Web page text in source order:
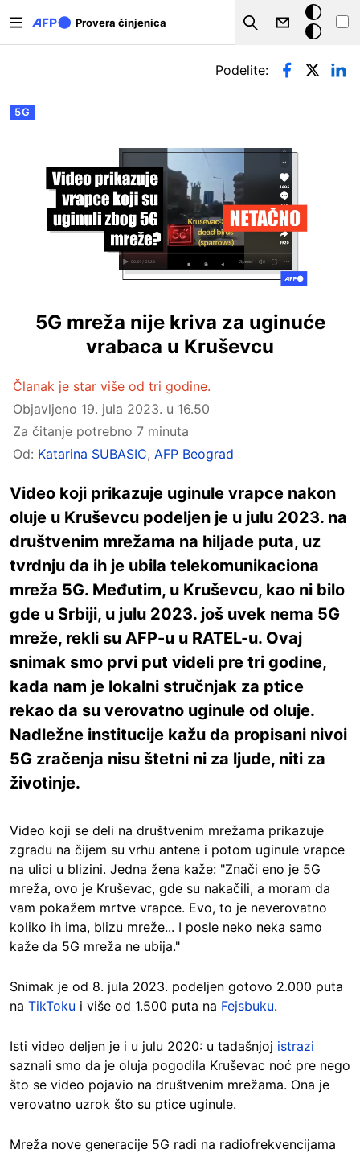
Provera činjenica
Search
Tamna
pozadina
Примарни табови
5G
Podelite:
5G mreža nije kriva za uginuće
vrabaca u Kruševcu
Članak je star više od tri godine.
Objavljeno 19. jula 2023. u 16.50
Za čitanje potrebno 7 minuta
Od: Katarina SUBASIC, AFP Beograd
Video koji prikazuje uginule vrapce nakon
oluje u Kruševcu podeljen je u julu 2023. na
društvenim mrežama na hiljade puta, uz
tvrdnju da ih je ubila telekomunikaciona
mreža 5G. Međutim, u Kruševcu, kao ni bilo
gde u Srbiji, u julu 2023. još uvek nema 5G
mreže, rekli su AFP-u u RATEL-u. Ovaj
snimak smo prvi put videli pre tri godine,
kada nam je lokalni stručnjak za ptice
rekao da su verovatno uginule od oluje.
Nadležne institucije kažu da propisani nivoi
5G zračenja nisu štetni ni za ljude, niti za
životinje.
Video koji se deli na društvenim mrežama prikazuje
zgradu na čijem su vrhu antene i potom uginule vrapce
na ulici u blizini. Jedna žena kaže: "Znači eno je 5G
mreža, ovo je Kruševac, gde su nakačili, a moram da
vam pokažem mrtve vrapce. Evo, to je neverovatno
koliko ih ima, blizu mreže... I posle neko neka samo
kaže da 5G mreža ne ubija."
Snimak je od 8. jula 2023. podeljen gotovo 2.000 puta
na TikToku i više od 1.500 puta na Fejsbuku.
Isti video deljen je i u julu 2020: u tadašnjoj istrazi
saznali smo da je oluja pogodila Kruševac noć pre nego
što se video pojavio na društvenim mrežama. Ona je
verovatno uzrok što su ptice uginule.
Mreža nove generacije 5G radi na radiofrekvencijama